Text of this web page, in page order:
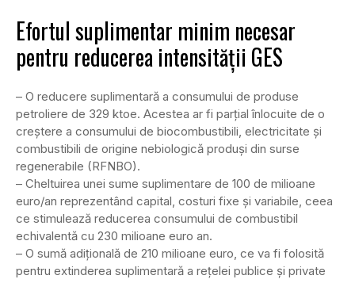
Efortul suplimentar minim necesar
pentru reducerea intensității GES
– O reducere suplimentară a consumului de produse
petroliere de 329 ktoe. Acestea ar fi parțial înlocuite de o
creștere a consumului de biocombustibili, electricitate și
combustibili de origine nebiologică produși din surse
regenerabile (RFNBO).
– Cheltuirea unei sume suplimentare de 100 de milioane
euro/an reprezentând capital, costuri fixe și variabile, ceea
ce stimulează reducerea consumului de combustibil
echivalentă cu 230 milioane euro an.
– O sumă adițională de 210 milioane euro, ce va fi folosită
pentru extinderea suplimentară a rețelei publice și private